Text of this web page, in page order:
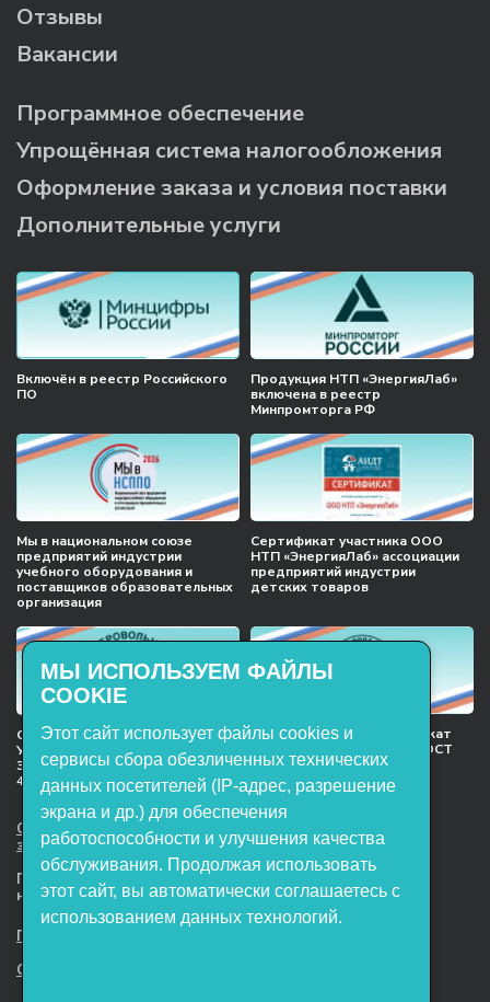
Отзывы
Вакансии
Программное обеспечение
Упрощённая система налогообложения
Оформление заказа и условия поставки
Дополнительные услуги
Включён в реестр Российского
ПО
Продукция НТП «ЭнергияЛаб»
включена в реестр
Минпромторга РФ
Мы в национальном союзе
предприятий индустрии
учебного оборудования и
поставщиков образовательных
организация
Сертификат участника ООО
НТП «ЭнергияЛаб» ассоциации
предприятий индустрии
детских товаров
Сертификат соответствия
Учебное оборудование, марки
ЭнергияЛаб ТУ 32.99.53–001–
47627947–2021 Серийный выпуск
Международный сертификат
менеджмента качества ГОСТ
ISO 9001:2015
ООО НТП «ЭнергияЛаб». Все права
защищены.
Представленная на сайте информация
не является публичной офертой
Пользовательское соглашение
Согласие на обработку персональных данных
МЫ ИСПОЛЬЗУЕМ ФАЙЛЫ
COOKIE
Этот сайт использует файлы cookies и
сервисы сбора обезличенных технических
данных посетителей (IP-адрес, разрешение
экрана и др.) для обеспечения
работоспособности и улучшения качества
обслуживания. Продолжая использовать
этот сайт, вы автоматически соглашаетесь с
использованием данных технологий.